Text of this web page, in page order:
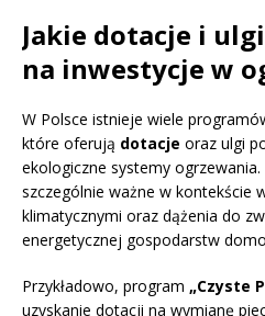
Jakie dotacje i
na inwestycje w
W Polsce istnieje wiele
które oferują dotacje oraz ulgi
ekologiczne systemy
szczególnie ważne w kontekście
klimatycznymi oraz dążenia do
energetycznej gospodarstw
Przykładowo, program „Czyste
uzyskanie dotacji na wymianę